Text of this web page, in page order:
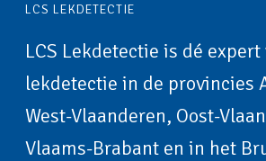
LCS LEKDETECTIE
LCS Lekdetectie is dé expert
lekdetectie in de provincies
West-Vlaanderen, Oost-
Vlaams-Brabant en in het